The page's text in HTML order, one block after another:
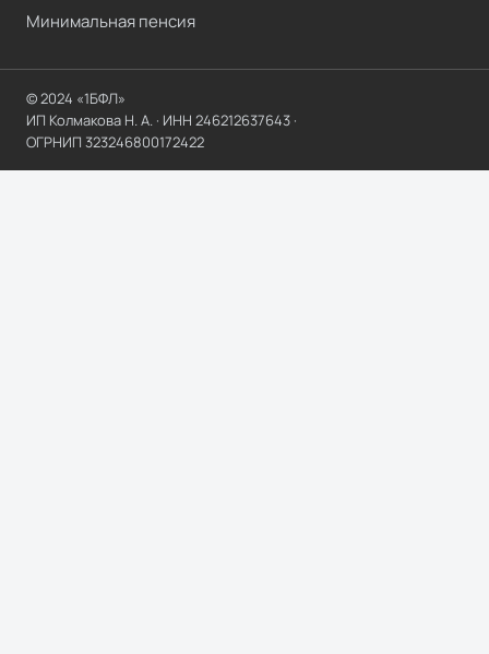
Минимальная пенсия
© 2024 «1БФЛ»
ИП Колмакова Н. А. · ИНН 246212637643 ·
ОГРНИП 323246800172422